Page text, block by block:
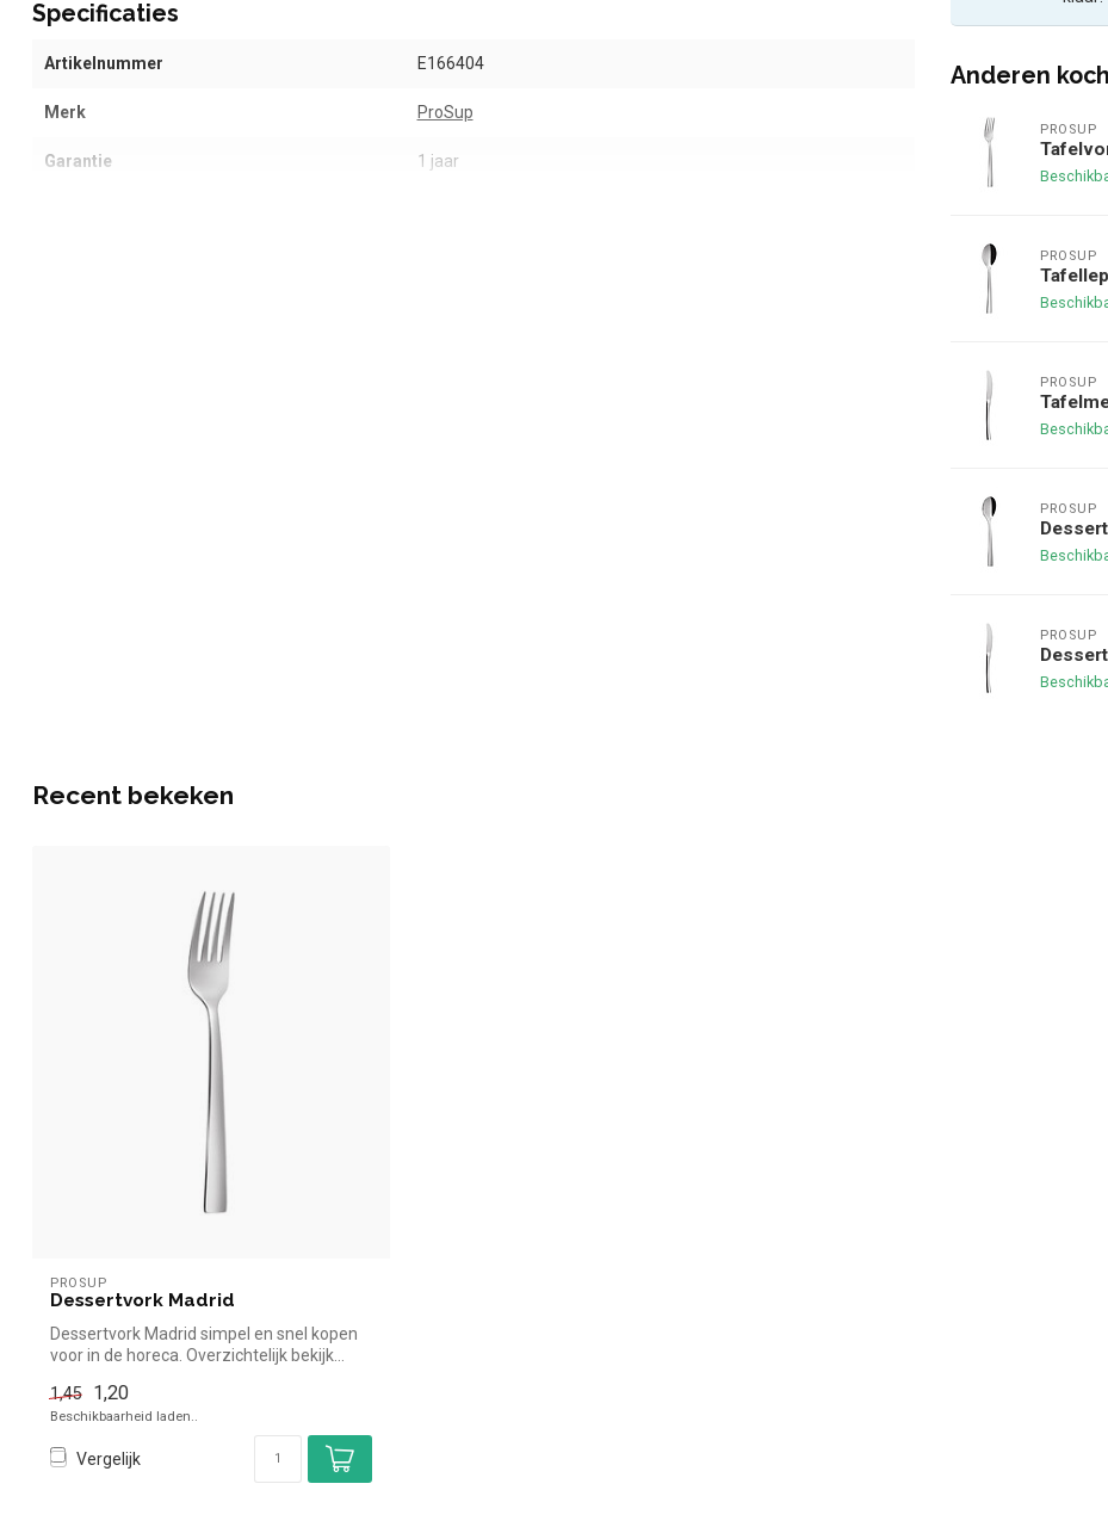
Specificaties
Artikelnummer E166404
Merk ProSup
Garantie 1 jaar
Anderen
PROSUP
PROSUP
PROSUP
PROSUP
PROSUP
Recent bekeken
PROSUP
Dessertvork Madrid
Dessertvork Madrid simpel en snel kopen
voor in de horeca. Overzichtelijk bekijk...
1,45 1,20
Beschikbaarheid laden..
Vergelijk